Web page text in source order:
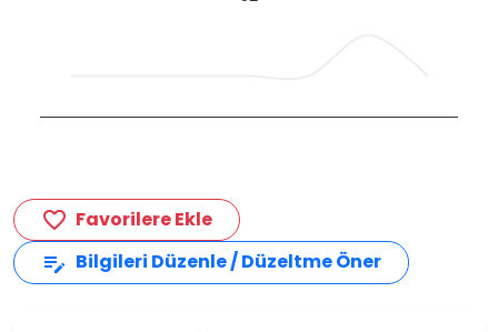
favorite_border Favorilere Ekle
edit_note Bilgileri Düzenle / Düzeltme Öner